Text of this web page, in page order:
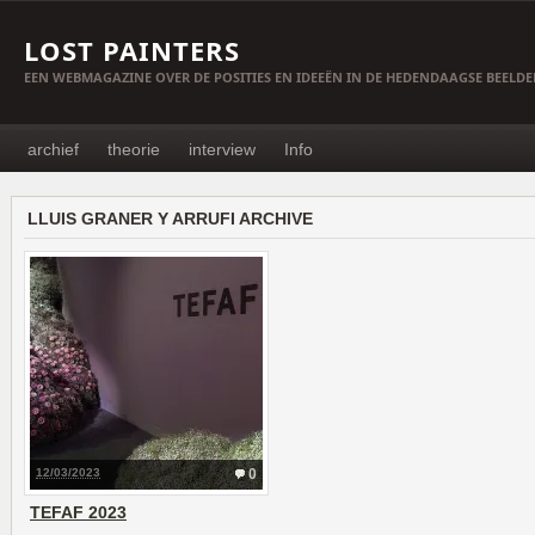
LOST PAINTERS
EEN WEBMAGAZINE OVER DE POSITIES EN IDEEËN IN DE HEDENDAAGSE
archief theorie interview Info
LLUIS GRANER Y ARRUFI ARCHIVE
0
12/03/2023
TEFAF 2023